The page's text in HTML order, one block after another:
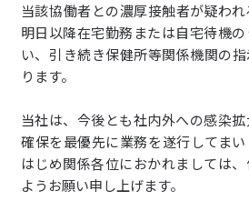
当該協働者との濃厚接触者が疑われ
明日以降在宅勤務または自宅待機
い、引き続き保健所等関係機関の
ります。
当社は、今後とも社内外への感染
確保を最優先に業務を遂行してま
はじめ関係各位におかれましては
ようお願い申し上げます。